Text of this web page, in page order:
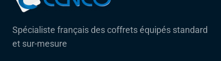
Spécialiste français des coffrets équipés standard
et sur-mesure